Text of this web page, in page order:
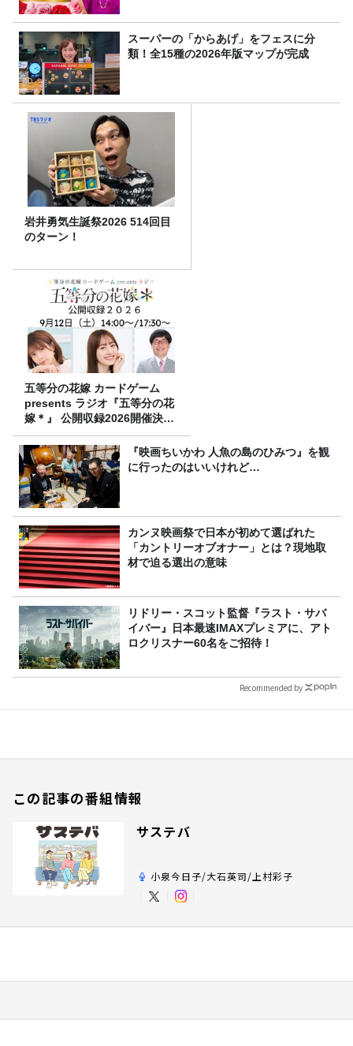
スーパーの「からあげ」をフェスに分
類！全15種の2026年版マップが完成
岩井勇気生誕祭2026 514回目
のターン！
五等分の花嫁 カードゲーム
presents ラジオ『五等分の花
嫁＊』 公開収録2026開催決
定！
『映画ちいかわ 人魚の島のひみつ』を観
に行ったのはいいけれど…
カンヌ映画祭で日本が初めて選ばれた
「カントリーオブオナー」とは？現地取
材で迫る選出の意味
リドリー・スコット監督『ラスト・サバ
イバー』日本最速IMAXプレミアに、アト
ロクリスナー60名をご招待！
Recommended by
この記事の番組情報
サステバ
小泉今日子/大石英司/上村彩子